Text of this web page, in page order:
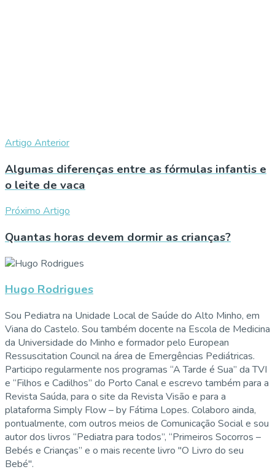
Artigo Anterior
Algumas diferenças entre as fórmulas infantis e
o leite de vaca
Próximo Artigo
Quantas horas devem dormir as crianças?
Hugo Rodrigues
Sou Pediatra na Unidade Local de Saúde do Alto Minho, em
Viana do Castelo. Sou também docente na Escola de Medicina
da Universidade do Minho e formador pelo European
Ressuscitation Council na área de Emergências Pediátricas.
Participo regularmente nos programas “A Tarde é Sua” da TVI
e “Filhos e Cadilhos” do Porto Canal e escrevo também para a
Revista Saúda, para o site da Revista Visão e para a
plataforma Simply Flow – by Fátima Lopes. Colaboro ainda,
pontualmente, com outros meios de Comunicação Social e sou
autor dos livros “Pediatra para todos”, “Primeiros Socorros –
Bebés e Crianças” e o mais recente livro "O Livro do seu
Bebé".